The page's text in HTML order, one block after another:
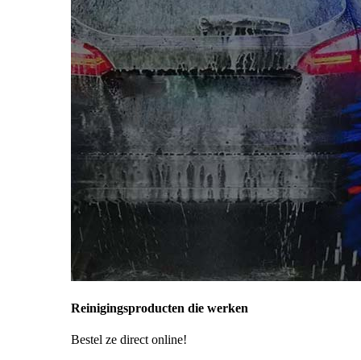
Reinigingsproducten die werken
Bestel ze direct online!